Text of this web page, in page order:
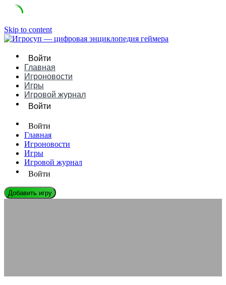
Skip to content
Войти
Главная
Игроновости
Игры
Игровой журнал
Войти
Войти
Главная
Игроновости
Игры
Игровой журнал
Войти
Добавить игру